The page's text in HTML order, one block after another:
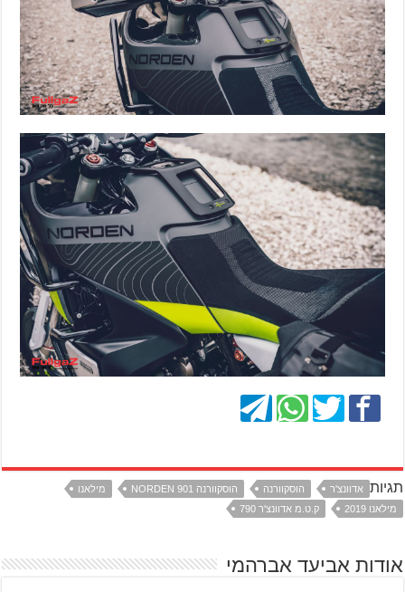
תגיות אדוונצ'ר הוסקוורנה הוסקוורנה NORDEN 901
מילאנו
מילאנו 2019
ק.ט.מ אדוונצ'ר 790
אודות אביעד אברהמי